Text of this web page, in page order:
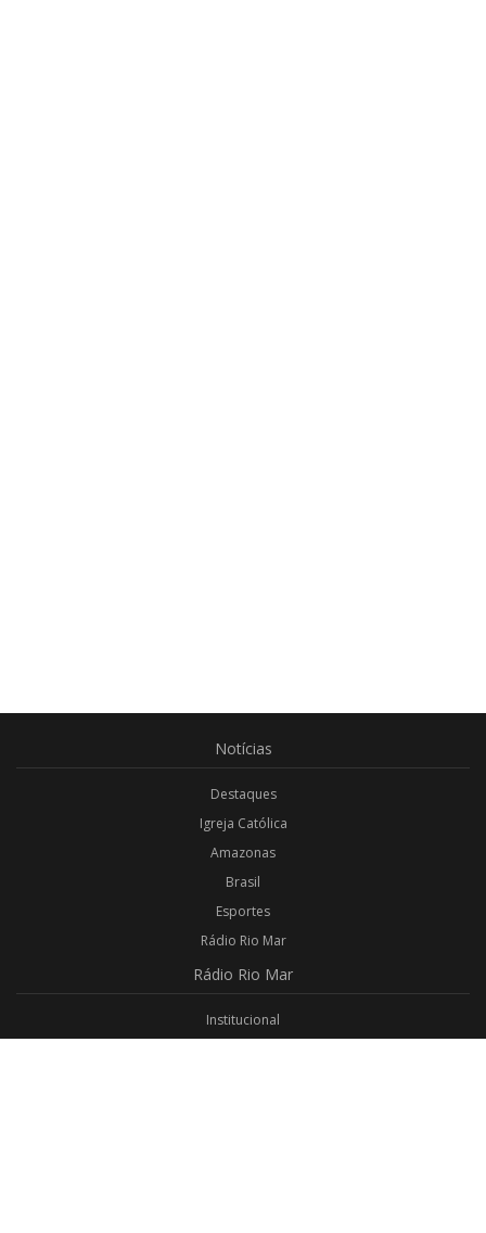
Notícias
Destaques
Igreja Católica
Amazonas
Brasil
Esportes
Rádio Rio Mar
Rádio Rio Mar
Institucional